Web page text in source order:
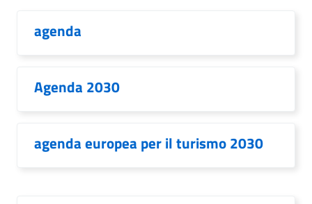
agenda
Agenda 2030
agenda europea per il turismo 2030